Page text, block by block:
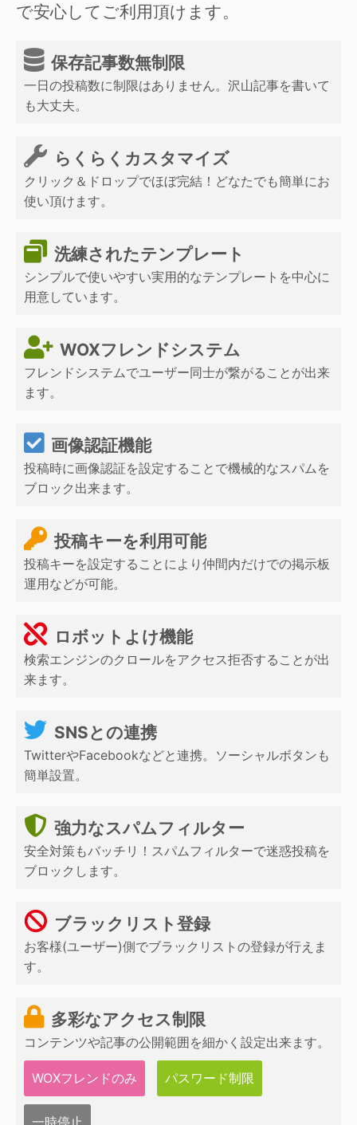
で安心してご利用頂けます。
保存記事数無制限
一日の投稿数に制限はありません。沢山記事を書いて
も大丈夫。
らくらくカスタマイズ
クリック＆ドロップでほぼ完結！どなたでも簡単にお
使い頂けます。
洗練されたテンプレート
シンプルで使いやすい実用的なテンプレートを中心に
用意しています。
WOXフレンドシステム
フレンドシステムでユーザー同士が繋がることが出来
ます。
画像認証機能
投稿時に画像認証を設定することで機械的なスパムを
ブロック出来ます。
投稿キーを利用可能
投稿キーを設定することにより仲間内だけでの掲示板
運用などが可能。
ロボットよけ機能
検索エンジンのクロールをアクセス拒否することが出
来ます。
SNSとの連携
TwitterやFacebookなどと連携。ソーシャルボタンも
簡単設置。
強力なスパムフィルター
安全対策もバッチリ！スパムフィルターで迷惑投稿を
ブロックします。
ブラックリスト登録
お客様(ユーザー)側でブラックリストの登録が行えま
す。
多彩なアクセス制限
コンテンツや記事の公開範囲を細かく設定出来ます。
WOXフレンドのみ パスワード制限
一時停止